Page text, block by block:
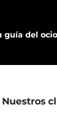
guía del
Nuestros